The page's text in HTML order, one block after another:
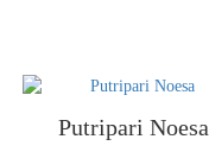
Putripari Noesa